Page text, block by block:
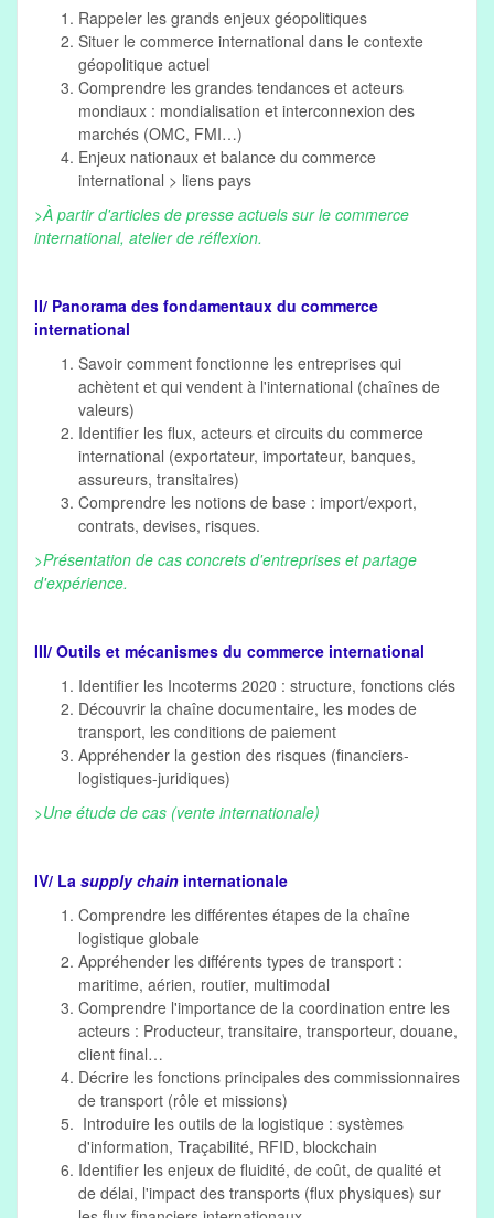
Rappeler les grands enjeux géopolitiques
Situer le commerce international dans le contexte
géopolitique actuel
Comprendre les grandes tendances et acteurs
mondiaux : mondialisation et interconnexion des
marchés (OMC, FMI…)
Enjeux nationaux et balance du commerce
international > liens pays
>À partir d'articles de presse actuels sur le commerce
international, atelier de réflexion.
II/ Panorama des fondamentaux du commerce
international
Savoir comment fonctionne les entreprises qui
achètent et qui vendent à l'international (chaînes de
valeurs)
Identifier les flux, acteurs et circuits du commerce
international (exportateur, importateur, banques,
assureurs, transitaires)
Comprendre les notions de base : import/export,
contrats, devises, risques.
>Présentation de cas concrets d'entreprises et partage
d'expérience.
III/ Outils et mécanismes du commerce international
Identifier les Incoterms 2020 : structure, fonctions clés
Découvrir la chaîne documentaire, les modes de
transport, les conditions de paiement
Appréhender la gestion des risques (financiers-
logistiques-juridiques)
>Une étude de cas (vente internationale)
IV/ La supply chain internationale
Comprendre les différentes étapes de la chaîne
logistique globale
Appréhender les différents types de transport :
maritime, aérien, routier, multimodal
Comprendre l'importance de la coordination entre les
acteurs : Producteur, transitaire, transporteur, douane,
client final…
Décrire les fonctions principales des commissionnaires
de transport (rôle et missions)
Introduire les outils de la logistique : systèmes
d'information, Traçabilité, RFID, blockchain
Identifier les enjeux de fluidité, de coût, de qualité et
de délai, l'impact des transports (flux physiques) sur